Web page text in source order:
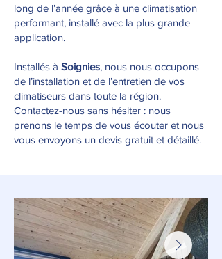
long de l’année grâce à une climatisation
performant, installé avec la plus grande
application.
Installés à Soignies, nous nous occupons
de l’installation et de l’entretien de vos
climatiseurs dans toute la région.
Contactez-nous sans hésiter : nous
prenons le temps de vous écouter et nous
vous envoyons un devis gratuit et détaillé.